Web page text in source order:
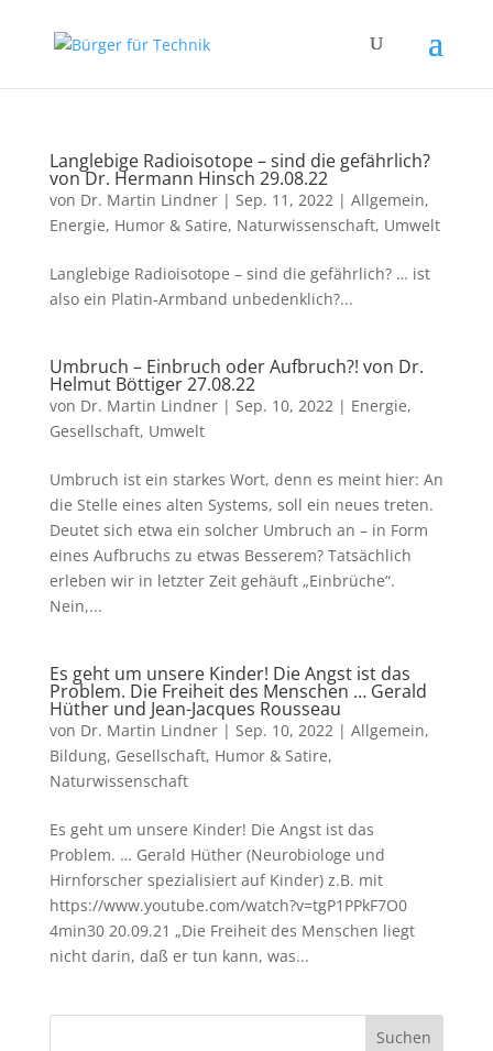
Langlebige Radioisotope – sind die gefährlich?
von Dr. Hermann Hinsch 29.08.22
von Dr. Martin Lindner| Sep. 11, 2022| Allgemein,
Energie, Humor & Satire, Naturwissenschaft, Umwelt
Langlebige Radioisotope – sind die gefährlich? … ist
also ein Platin-Armband unbedenklich?...
Umbruch – Einbruch oder Aufbruch?! von Dr.
Helmut Böttiger 27.08.22
von Dr. Martin Lindner| Sep. 10, 2022| Energie,
Gesellschaft, Umwelt
Umbruch ist ein starkes Wort, denn es meint hier: An
die Stelle eines alten Systems, soll ein neues treten.
Deutet sich etwa ein solcher Umbruch an – in Form
eines Aufbruchs zu etwas Besserem? Tatsächlich
erleben wir in letzter Zeit gehäuft „Einbrüche“.
Nein,...
Es geht um unsere Kinder! Die Angst ist das
Problem. Die Freiheit des Menschen … Gerald
Hüther und Jean-Jacques Rousseau
von Dr. Martin Lindner| Sep. 10, 2022| Allgemein,
Bildung, Gesellschaft, Humor & Satire,
Naturwissenschaft
Es geht um unsere Kinder! Die Angst ist das
Problem. … Gerald Hüther (Neurobiologe und
Hirnforscher spezialisiert auf Kinder) z.B. mit
https://www.youtube.com/watch?v=tgP1PPkF7O0
4min30 20.09.21 „Die Freiheit des Menschen liegt
nicht darin, daß er tun kann, was...